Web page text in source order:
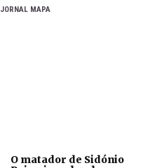
JORNAL MAPA
O matador de Sidónio